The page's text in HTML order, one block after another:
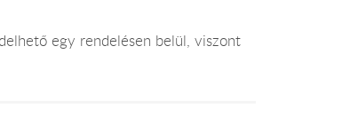
egy rendelésen belül, viszont